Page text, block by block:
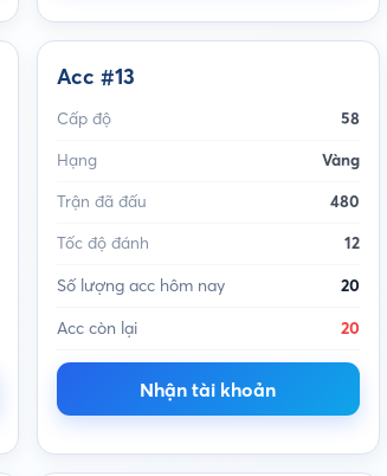
Acc #13
Cấp độ 58
Hạng Vàng
Trận đã đấu 480
Tốc độ đánh 12
Số lượng acc hôm nay
20
Acc còn lại
20
Nhận tài khoản